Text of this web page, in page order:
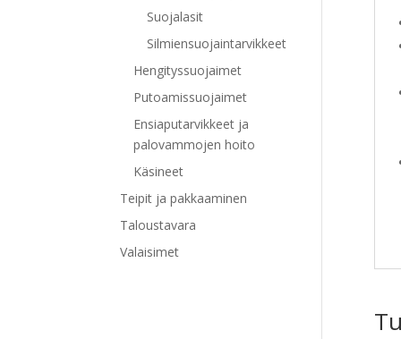
Suojalasit
Silmiensuojaintarvikkeet
Hengityssuojaimet
Putoamissuojaimet
Ensiaputarvikkeet ja
palovammojen hoito
Käsineet
Teipit ja pakkaaminen
Taloustavara
Valaisimet